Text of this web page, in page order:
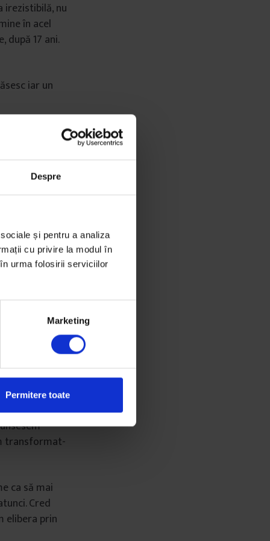
Despre
și pentru a analiza
cu privire la modul în
urma folosirii serviciilor
Marketing
Permitere toate
irezistibilă, nu
în acel
după 17 ani.
ăsesc iar un
ie pentru
la Spital
putea
un
opt ani.
ă amîntrebat
în ciuda
a
efectiv, pe
transformat-
ca să mai
Cred
elibera prin